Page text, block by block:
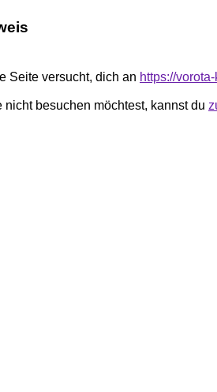
Seite versucht, dich an https://
nicht besuchen möchtest, kannst du